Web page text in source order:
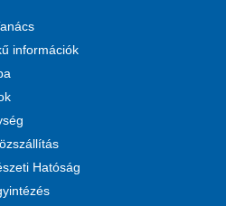
információk
Hatóság